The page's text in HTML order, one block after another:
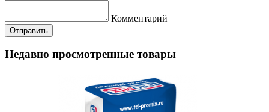
Комментарий
Недавно просмотренные товары